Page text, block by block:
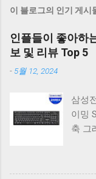
이 블로그의 인기 게시
인플들이 좋아하
보 및 리뷰 Top 5
- 5월 12, 2024
삼성
이밍
축 그
랙
밍 유